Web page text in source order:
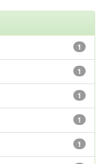
1
1
1
1
1